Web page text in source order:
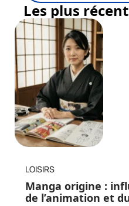
Les plus
LOISIRS
Manga origine :
de l’animation et